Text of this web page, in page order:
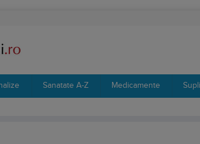
Sanatate A-Z Medicamente